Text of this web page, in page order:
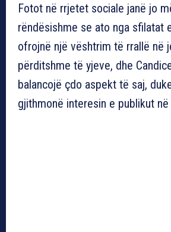
Fotot në rrjetet sociale janë jo
rëndësishme se ato nga sfilatat
ofrojnë një vështrim të rrallë në
përditshme të yjeve, dhe
balancojë çdo aspekt të saj,
gjithmonë interesin e publikut